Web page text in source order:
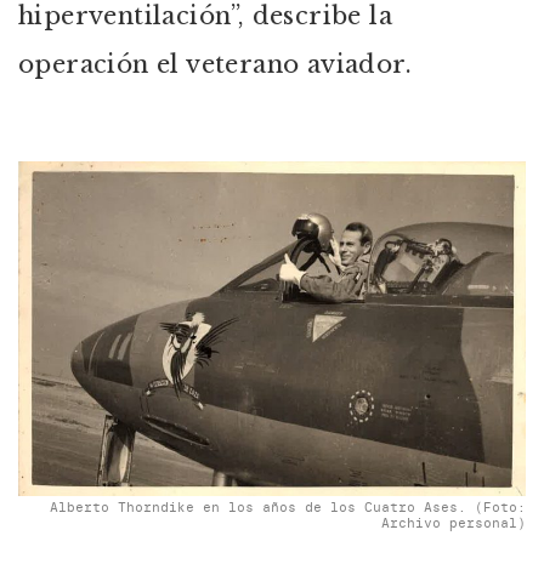
hiperventilación”, describe la
operación el veterano aviador.
Alberto Thorndike en los años de los Cuatro Ases. (Foto:
Archivo personal)